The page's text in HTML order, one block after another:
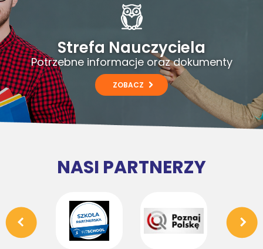
Strefa Nauczyciela
Potrzebne informacje oraz dokumenty
ZOBACZ
NASI PARTNERZY